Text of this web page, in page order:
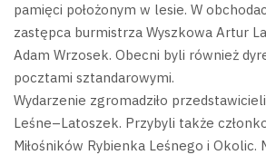
pamięci położonym w lesie. W
zastępca burmistrza Wyszkowa Artur
Adam Wrzosek. Obecni byli również
pocztami sztandarowymi.
Wydarzenie zgromadziło
Leśne–Latoszek. Przybyli także
Miłośników Rybienka Leśnego i Okolic.